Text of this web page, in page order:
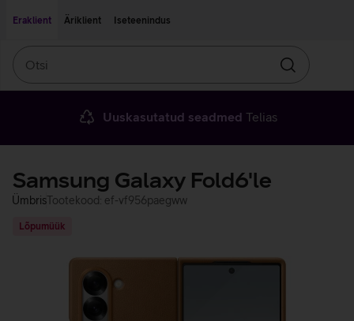
Eraklient
Äriklient Iseteenindus
Otsin
Uuskasutatud seadmed Telias
Samsung Galaxy Fold6'le
ÜmbrisTootekood: ef-vf956paegww
Lõpumüük